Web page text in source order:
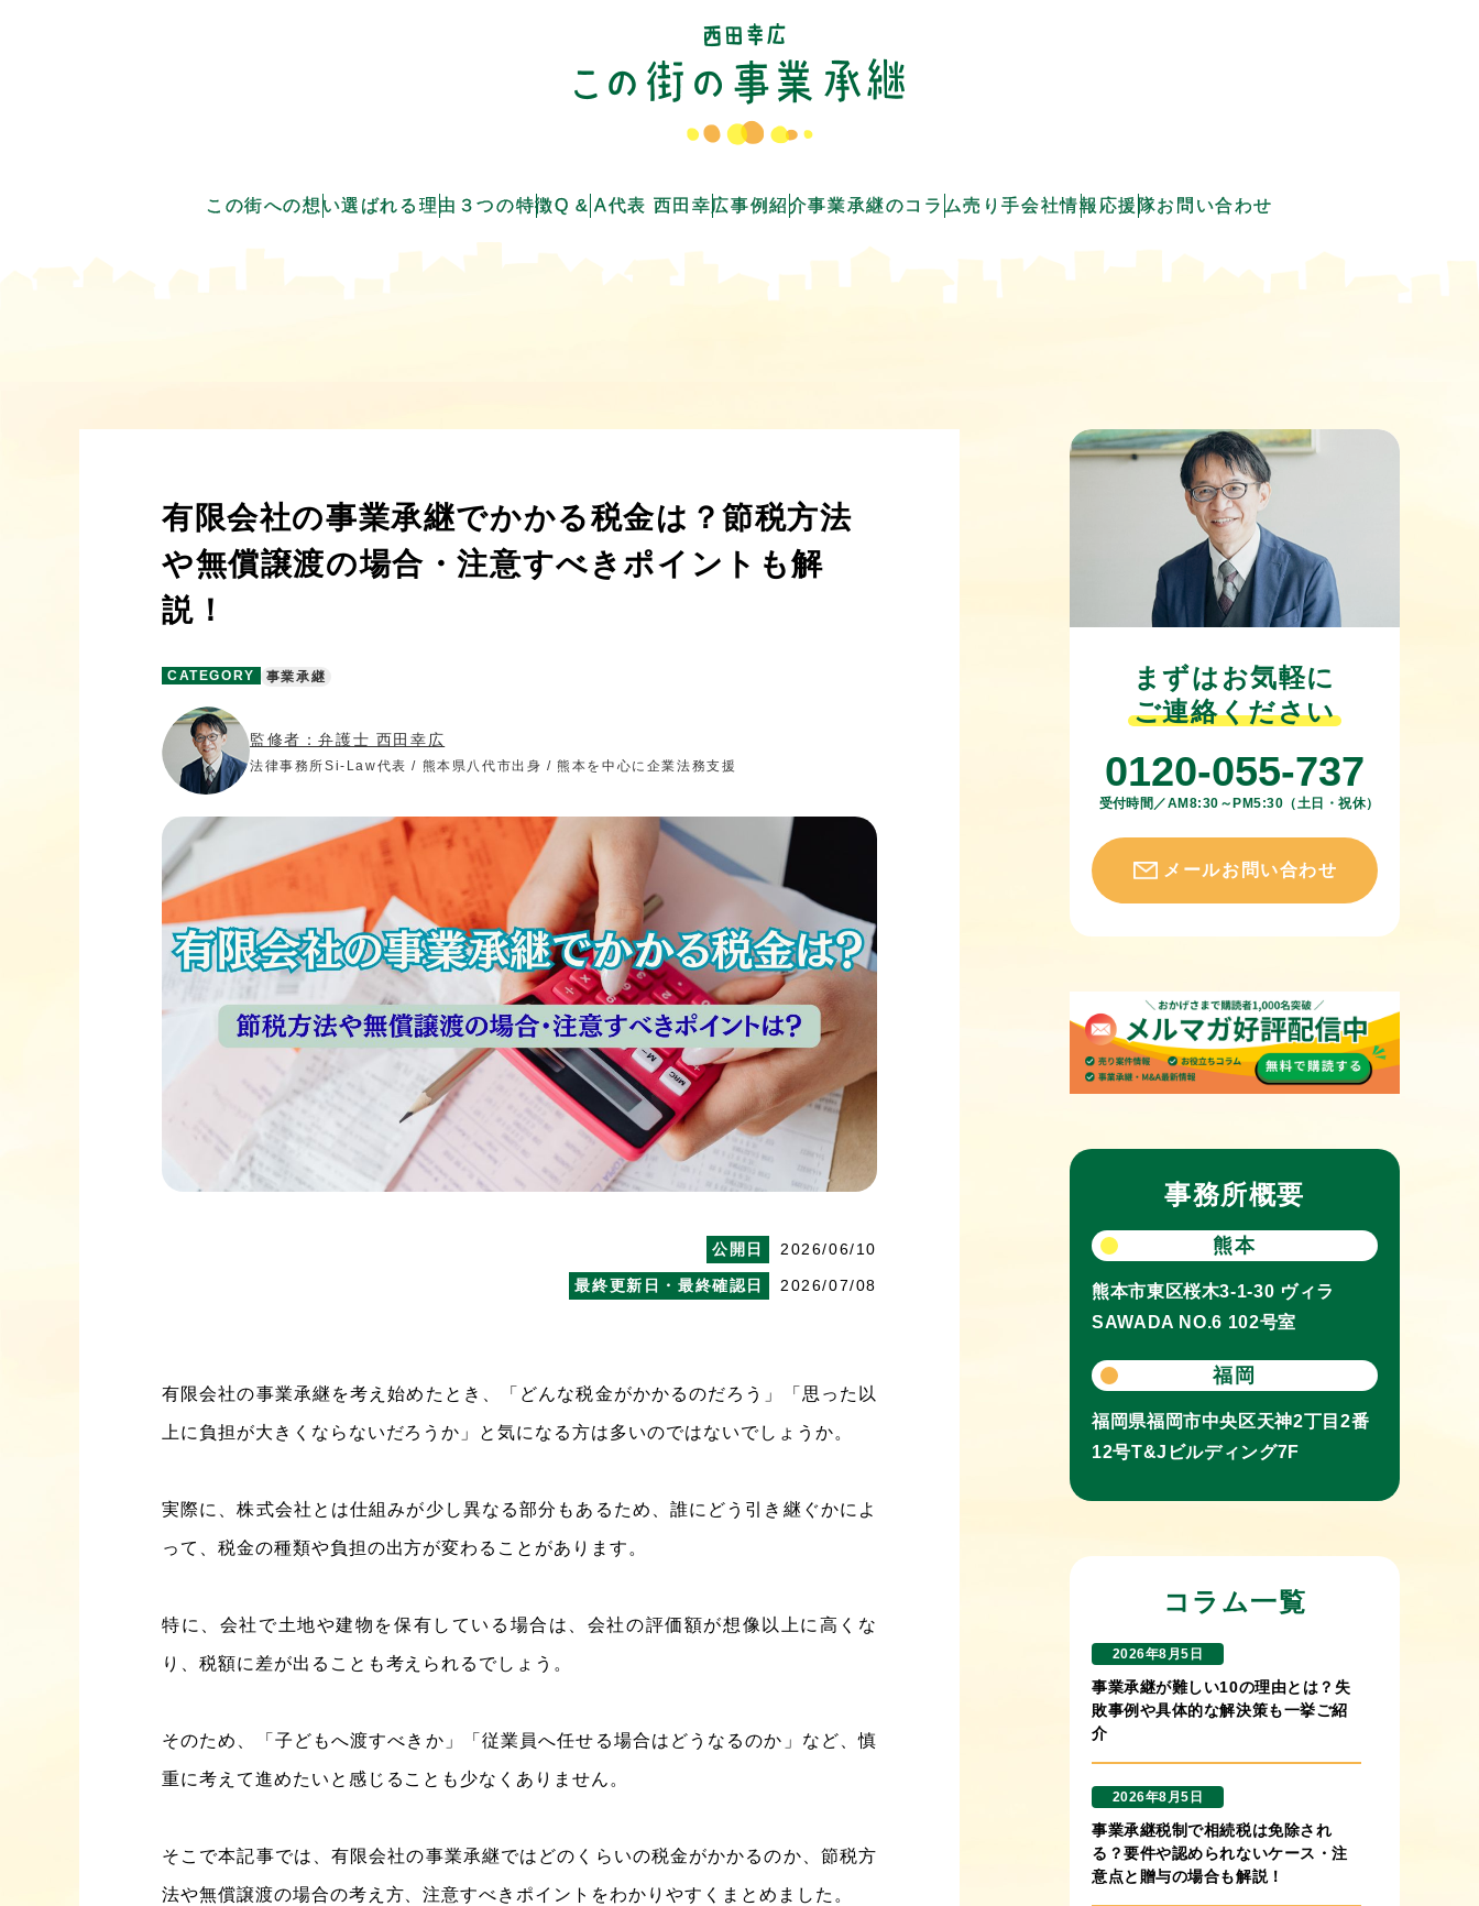
この街への想い選ばれる理由 ３つの特徴Q & A代表 西田幸広事例紹介事業承継のコラム売り手会社情報 応援隊お問い合わせ
有限会社の事業承継でかかる税金は？節税方法
や無償譲渡の場合・注意すべきポイントも解
説！
CATEGORY 事業承継
監修者：弁護士 西田幸広
法律事務所Si-Law代表 / 熊本県八代市出身 / 熊本を中心に企業法務支援
2026/06/10
2026/07/08
有限会社の事業承継を考え始めたとき、「どんな税金がかかるのだろう」「思った以
上に負担が大きくならないだろうか」と気になる方は多いのではないでしょうか。
実際に、株式会社とは仕組みが少し異なる部分もあるため、誰にどう引き継ぐかによ
って、税金の種類や負担の出方が変わることがあります。
特に、会社で土地や建物を保有している場合は、会社の評価額が想像以上に高くな
り、税額に差が出ることも考えられるでしょう。
そのため、「子どもへ渡すべきか」「従業員へ任せる場合はどうなるのか」など、慎
重に考えて進めたいと感じることも少なくありません。
そこで本記事では、有限会社の事業承継ではどのくらいの税金がかかるのか、節税方
法や無償譲渡の場合の考え方、注意すべきポイントをわかりやすくまとめました。
まずはお気軽に
ご連絡ください
0120-055-737
受付時間／AM8:30～PM5:30（土日・祝休）
メールお問い合わせ
事務所概要
熊本
熊本市東区桜木3-1-30 ヴィラ
SAWADA NO.6 102号室
福岡
福岡県福岡市中央区天神2丁目2番
12号T&Jビルディング7F
コラム一覧
2026年8月5日
事業承継が難しい10の理由とは？失
敗事例や具体的な解決策も一挙ご紹
介
2026年8月5日
事業承継税制で相続税は免除され
る？要件や認められないケース・注
意点と贈与の場合も解説！